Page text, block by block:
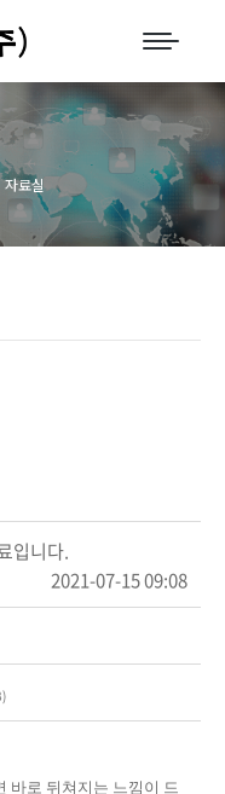
자료실
입니다.
2021-07-15 09:08
바로 뒤쳐지는 느낌이 드